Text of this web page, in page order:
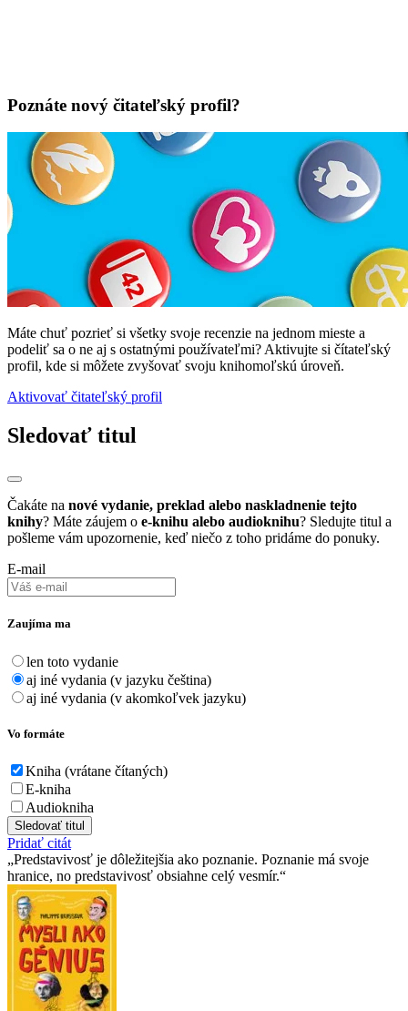
Poznáte nový čitateľský profil?
Máte chuť pozrieť si všetky svoje recenzie na jednom mieste a
podeliť sa o ne aj s ostatnými používateľmi? Aktivujte si čítateľský
profil, kde si môžete zvyšovať svoju knihomoľskú úroveň.
Aktivovať čitateľský profil
Sledovať titul
Čakáte na nové vydanie, preklad alebo naskladnenie tejto
knihy? Máte záujem o e-knihu alebo audioknihu? Sledujte titul a
pošleme vám upozornenie, keď niečo z toho pridáme do ponuky.
E-mail
Zaujíma ma
len toto vydanie
aj iné vydania (v jazyku čeština)
aj iné vydania (v akomkoľvek jazyku)
Vo formáte
Kniha (vrátane čítaných)
E-kniha
Audiokniha
Sledovať titul
Pridať citát
Predstavivosť je dôležitejšia ako poznanie. Poznanie má svoje
hranice, no predstavivosť obsiahne celý vesmír.